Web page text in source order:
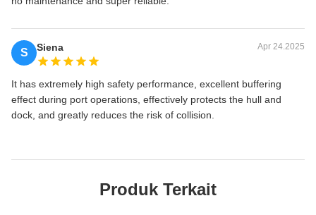
S Siena Apr 24.2025
It has extremely high safety performance, excellent buffering
effect during port operations, effectively protects the hull and
dock, and greatly reduces the risk of collision.
Produk Terkait